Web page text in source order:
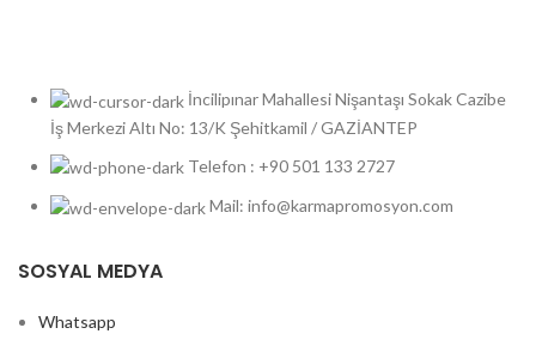
İncilipınar Mahallesi Nişantaşı Sokak Cazibe
İş Merkezi Altı No: 13/K Şehitkamil / GAZİANTEP
Telefon : +90 501 133 2727
Mail: info@karmapromosyon.com
SOSYAL MEDYA
Whatsapp